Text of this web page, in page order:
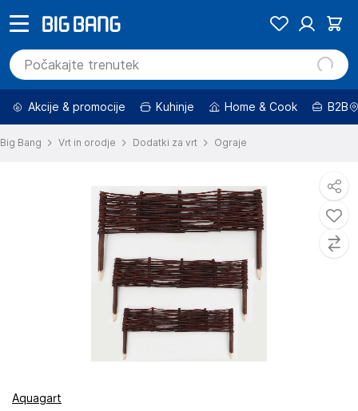
Akcije & promocije Kuhinje Home & Cook B2B
Big Bang Vrt in orodje Dodatki za vrt Ograje
Aquagart